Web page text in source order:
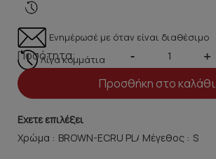
Ενημέρωσέ με όταν είναι διαθέσιμο
Λίγα κομμάτια
Ποσότητα: - +
Προσθήκη στο καλάθι
Εχετε επιλέξει
Χρώμα :
Μέγεθος :